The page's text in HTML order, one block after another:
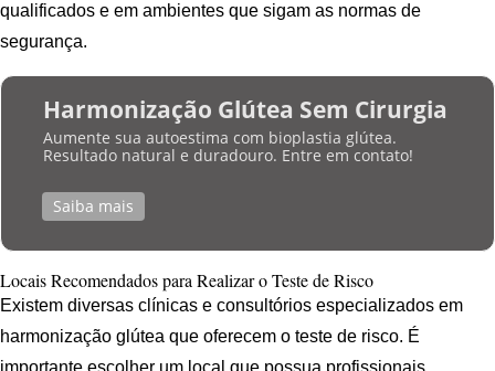
qualificados e em ambientes que sigam as normas de
segurança.
Harmonização Glútea Sem Cirurgia
Aumente sua autoestima com bioplastia glútea.
Resultado natural e duradouro. Entre em contato!
Saiba mais
Locais Recomendados para Realizar o Teste de Risco
Existem diversas clínicas e consultórios especializados em
harmonização glútea que oferecem o teste de risco. É
importante escolher um local que possua profissionais